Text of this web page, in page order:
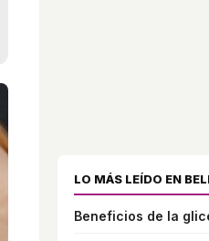
LO MÁS LEÍDO EN
Beneficios de la